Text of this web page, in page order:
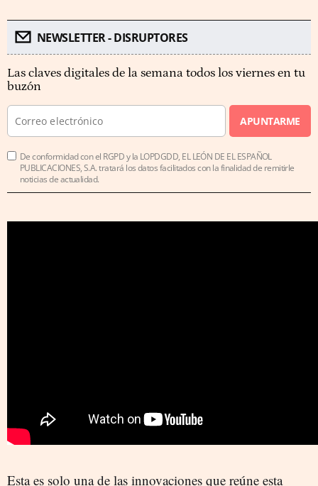
NEWSLETTER - DISRUPTORES
Las claves digitales de la semana todos los viernes en tu
buzón
APUNTARME
De conformidad con el RGPD y la LOPDGDD, EL LEÓN DE EL ESPAÑOL
PUBLICACIONES, S.A. tratará los datos facilitados con la finalidad de remitirle
noticias de actualidad.
Esta es solo una de las innovaciones que reúne esta